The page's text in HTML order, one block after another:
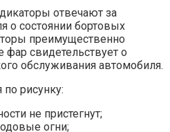
отвечают за
о состоянии бортовых
преимущественно
фар свидетельствует о
обслуживания автомобиля.
рисунку:
не пристегнут;
огни;